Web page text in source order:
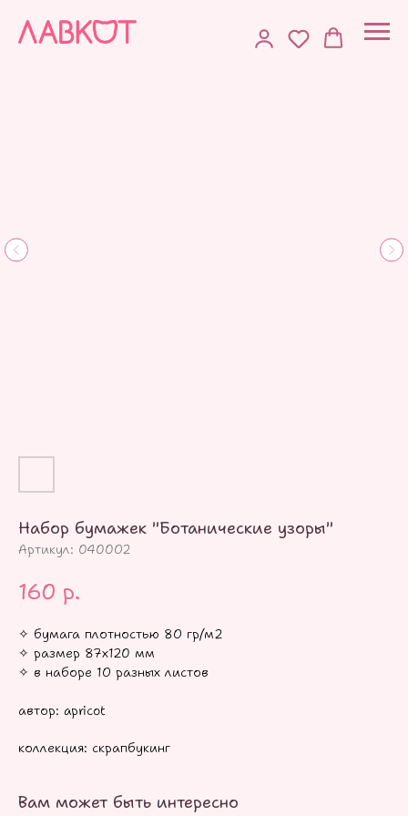
Набор бумажек "Ботанические узоры"
Артикул: 040002
160 р.
✧ бумага плотностью 80 гр/м2
✧ размер 87х120 мм
✧ в наборе 10 разных листов
автор: apricot
коллекция: скрапбукинг
Вам может быть интересно